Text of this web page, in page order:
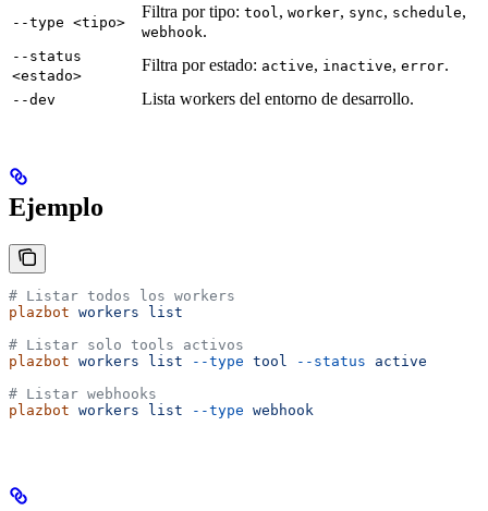
--type <tipo>
Filtra por tipo: tool , worker, sync, schedule,
webhook.
--status
<estado>
Filtra por estado: active, inactive, error.
--dev Lista workers del entorno de desarrollo.
Ejemplo
# Listar todos los workers
plazbot workers list
# Listar solo tools activos
plazbot workers list --type tool --status active
# Listar webhooks
plazbot workers list --type webhook